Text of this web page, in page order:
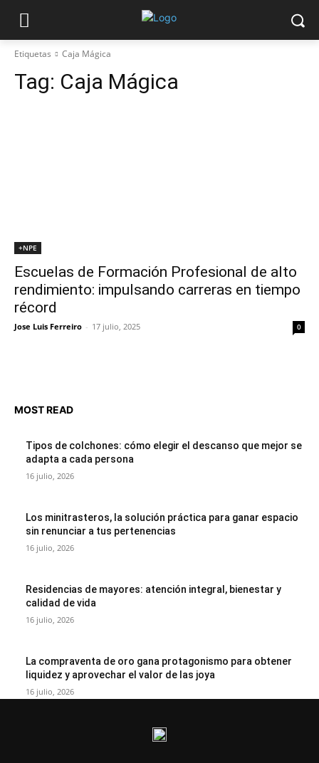
Etiquetas Caja Mágica
Tag: Caja Mágica
+NPE
Escuelas de Formación Profesional de alto
rendimiento: impulsando carreras en tiempo
récord
Jose Luis Ferreiro - 17 julio, 2025 0
MOST READ
Tipos de colchones: cómo elegir el descanso que mejor se
adapta a cada persona
16 julio, 2026
Los minitrasteros, la solución práctica para ganar espacio
sin renunciar a tus pertenencias
16 julio, 2026
Residencias de mayores: atención integral, bienestar y
calidad de vida
16 julio, 2026
La compraventa de oro gana protagonismo para obtener
liquidez y aprovechar el valor de las joya
16 julio, 2026